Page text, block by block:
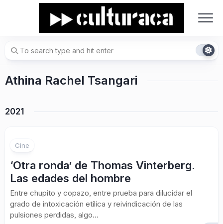
Athina Rachel Tsangari
2021
Cine
‘Otra ronda’ de Thomas Vinterberg.
Las edades del hombre
Entre chupito y copazo, entre prueba para dilucidar el
grado de intoxicación etílica y reivindicación de las
pulsiones perdidas, algo...